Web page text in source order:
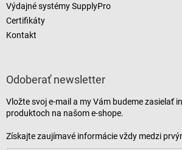
Výdajné systémy SupplyPro
Certifikáty
Kontakt
Odoberať newsletter
Vložte svoj e-mail a my Vám budeme zasielať
produktoch na našom e-shope.